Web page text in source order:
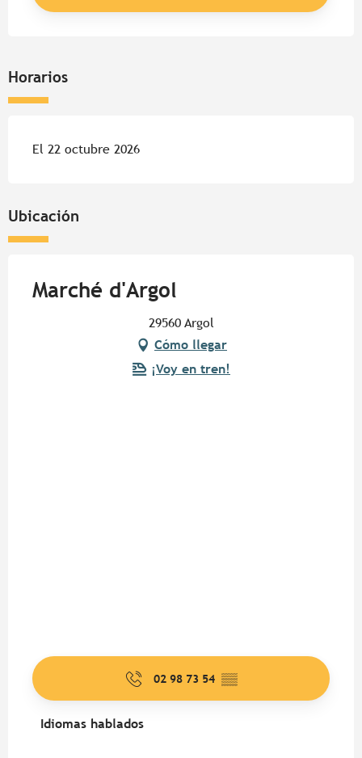
Horarios
El 22 octubre 2026
Ubicación
Marché d'Argol
29560 Argol
Cómo llegar
¡Voy en tren!
02 98 73 54 ▒▒
Idiomas hablados
Idiomas hablados